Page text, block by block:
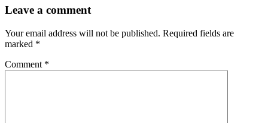
Leave a comment
Your email address will not be published. Required fields are
marked *
Comment *